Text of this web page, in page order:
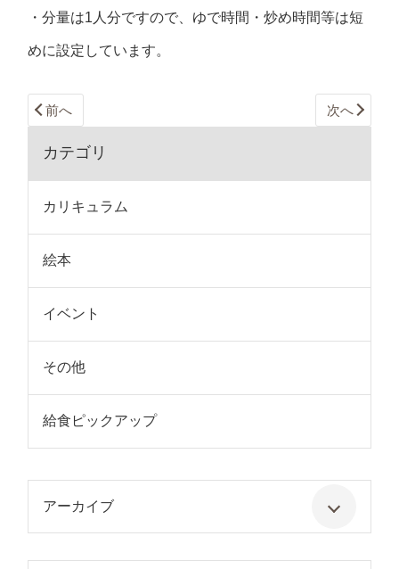
・分量は1人分ですので、ゆで時間・炒め時間等は短
めに設定しています。
前へ 次へ
カテゴリ
カリキュラム
絵本
イベント
その他
給食ピックアップ
アーカイブ